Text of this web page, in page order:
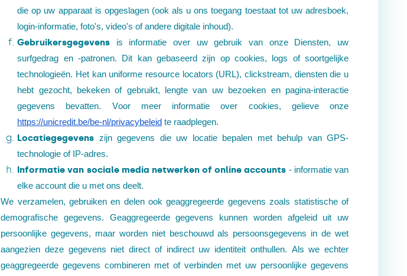
die op uw apparaat is opgeslagen (ook als u ons toegang toestaat tot uw adresboek,
login-informatie, foto's, video's of andere digitale inhoud).
Gebruikersgegevens
is informatie over uw gebruik van onze Diensten, uw
surfgedrag en -patronen. Dit kan gebaseerd zijn op cookies, logs of soortgelijke
technologieën. Het kan uniforme resource locators (URL), clickstream, diensten die u
hebt gezocht, bekeken of gebruikt, lengte van uw bezoeken en pagina-interactie
gegevens bevatten. Voor meer informatie over cookies, gelieve onze
https://unicredit.be/be-nl/privacybeleid te raadplegen.
Locatiegegevens zijn gegevens die uw locatie bepalen met behulp van GPS-
technologie of IP-adres.
Informatie van sociale media netwerken of online accounts - informatie van
elke account die u met ons deelt.
We verzamelen, gebruiken en delen ook geaggregeerde gegevens zoals statistische of
demografische gegevens. Geaggregeerde gegevens kunnen worden afgeleid uit uw
persoonlijke gegevens, maar worden niet beschouwd als persoonsgegevens in de wet
aangezien deze gegevens niet direct of indirect uw identiteit onthullen. Als we echter
geaggregeerde gegevens combineren met of verbinden met uw persoonlijke gegevens